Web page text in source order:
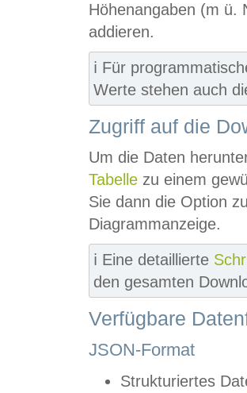
Höhenangaben (m ü.
addieren.
ℹ️ Für
Werte stehen auch
Zugriff auf die
Um die Daten
Tabelle zu einem
Sie dann die Option
Diagrammanzeige.
ℹ️ Eine detaillierte
den gesamten
Verfügbare
JSON-Format
Strukturiertes